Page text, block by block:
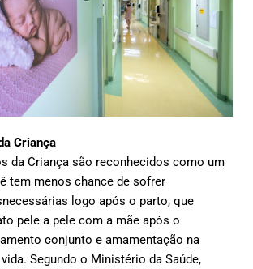
Criança
da Criança são reconhecidos como um
tem menos chance de sofrer
logo após o parto, que
pele a pele com a mãe após o
conjunto e amamentação na
Segundo o Ministério da Saúde,